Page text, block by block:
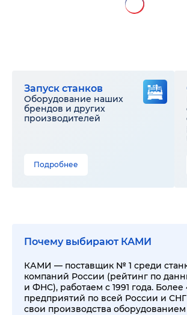
Запуск станков
Оборудование наших
брендов и других
производителей
Подробнее
Почему выбирают КАМИ
КАМИ — поставщик № 1 среди
компаний России (рейтинг по
и ФНС), работаем с 1991 года. Более
предприятий по всей России и
свои производства